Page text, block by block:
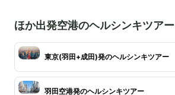
ほか出発空港のヘルシンキツアー
東京(羽田+成田)発のヘルシンキツアー
羽田空港発のヘルシンキツアー